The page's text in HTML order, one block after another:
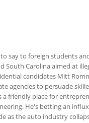
say to foreign students
South Carolina aimed at
candidates Mitt
agencies to persuade
friendly place for
He's betting an
as the auto industry